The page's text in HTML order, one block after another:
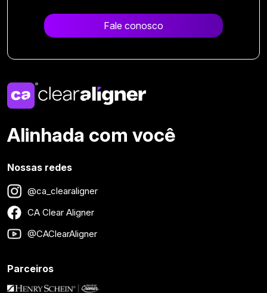
Fale conosco
Alinhada com você
Nossas redes
@ca_clearaligner
CA Clear Aligner
@CAClearAligner
Parceiros